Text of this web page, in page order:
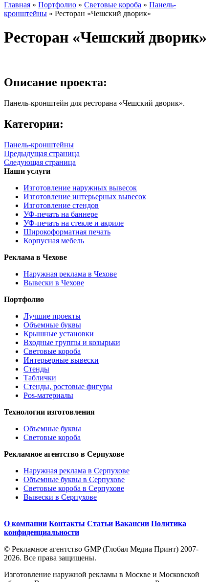
Главная » Портфолио » Световые короба » Панель-
кронштейны » Ресторан «Чешский дворик»
Ресторан «Чешский дворик»
Описание проекта:
Панель-кронштейн для ресторана «Чешский дворик».
Категории:
Панель-кронштейны
Предыдущая страница
Следующая страница
Наши услуги
Изготовление наружных вывесок
Изготовление интерьерных вывесок
Изготовление стендов
УФ-печать на баннере
УФ-печать на стекле и акриле
Широкоформатная печать
Корпусная мебель
Реклама в Чехове
Наружная реклама в Чехове
Вывески в Чехове
Портфолио
Лучшие проекты
Объемные буквы
Крышные установки
Входные группы и козырьки
Световые короба
Интерьерные вывески
Стенды
Таблички
Стенды, ростовые фигуры
Pos-материалы
Технологии изготовления
Объемные буквы
Световые короба
Рекламное агентство в Серпухове
Наружная реклама в Серпухове
Объемные буквы в Серпухове
Световые короба в Серпухове
Вывески в Серпухове
О компании Контакты Статьи Вакансии Политика
конфиденциальности
© Рекламное агентство GMP (Глобал Медиа Принт) 2007-
2026. Все права защищены.
Изготовление наружной рекламы в Москве и Московской